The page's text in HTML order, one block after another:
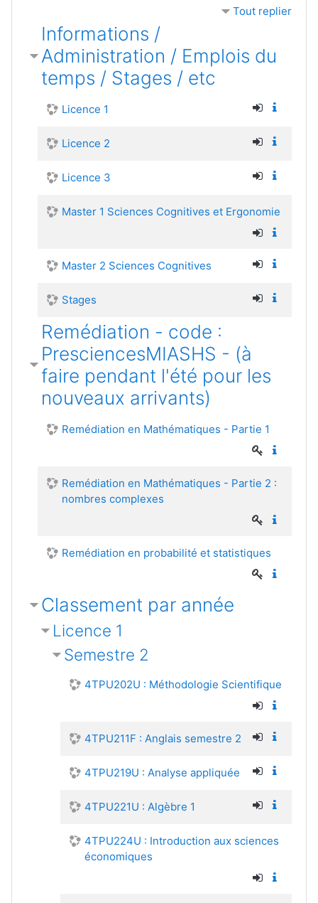
Tout replier
Informations /
Administration / Emplois du
temps / Stages / etc
Licence 1
Licence 2
Licence 3
Master 1 Sciences Cognitives et Ergonomie
Master 2 Sciences Cognitives
Stages
Remédiation - code :
PresciencesMIASHS - (à
faire pendant l'été pour les
nouveaux arrivants)
Remédiation en Mathématiques - Partie 1
Remédiation en Mathématiques - Partie 2 :
nombres complexes
Remédiation en probabilité et statistiques
Classement par année
Licence 1
Semestre 2
4TPU202U : Méthodologie Scientifique
4TPU211F : Anglais semestre 2
4TPU219U : Analyse appliquée
4TPU221U : Algèbre 1
4TPU224U : Introduction aux sciences
économiques